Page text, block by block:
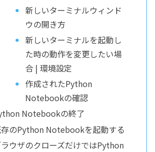
新しいターミナルウィンド
ウの開き方
新しいターミナルを起動し
た時の動作を変更したい場
合 | 環境設定
作成されたPython
Notebookの確認
Notebookの終了
のPython Notebookを起動する
ウザのクローズだけではPython